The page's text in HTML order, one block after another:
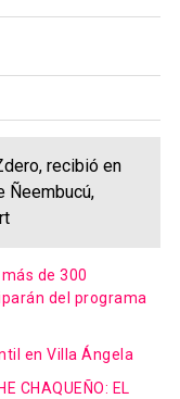
recibió en
Ñeembucú,
de 300
del programa
en Villa Ángela
CHAQUEÑO: EL